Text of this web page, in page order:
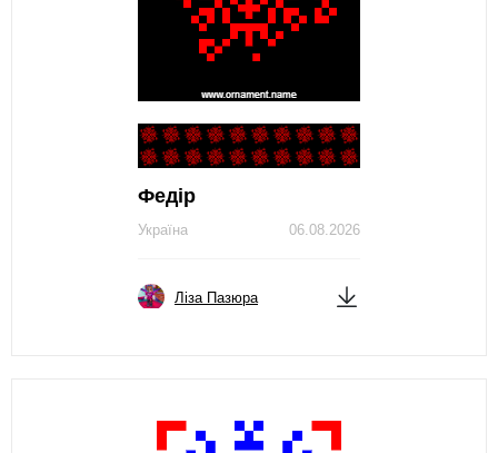
Федір
06.08.2026
Україна
Ліза Пазюра